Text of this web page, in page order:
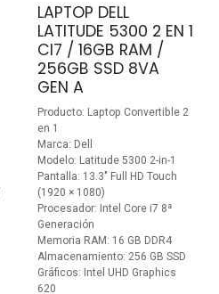
LAPTOP DELL
LATITUDE 5300 2 EN 1
CI7 / 16GB RAM /
256GB SSD 8VA
GEN A
Producto: Laptop Convertible 2
en 1
Marca: Dell
Modelo: Latitude 5300 2-in-1
Pantalla: 13.3" Full HD Touch
(1920 × 1080)
Procesador: Intel Core i7 8ª
Generación
Memoria RAM: 16 GB DDR4
Almacenamiento: 256 GB SSD
Gráficos: Intel UHD Graphics
620